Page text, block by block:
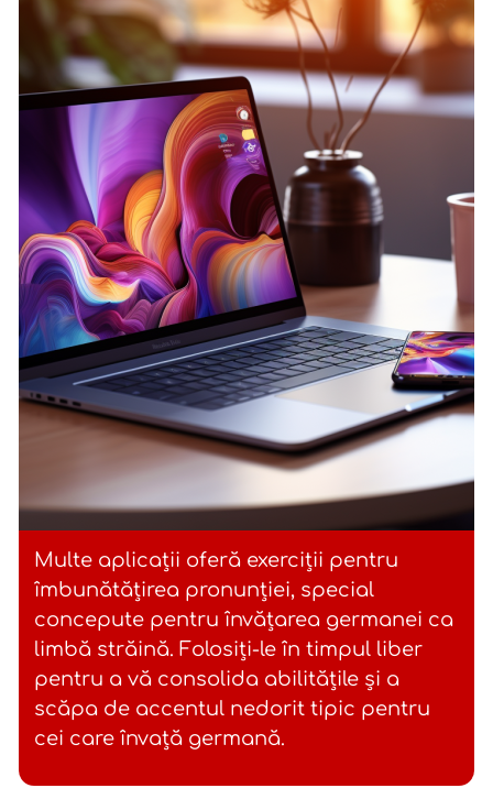
Multe aplicații oferă exerciții pentru
îmbunătățirea pronunției, special
concepute pentru învățarea germanei ca
limbă străină. Folosiți-le în timpul liber
pentru a vă consolida abilitățile și a
scăpa de accentul nedorit tipic pentru
cei care învață germană.